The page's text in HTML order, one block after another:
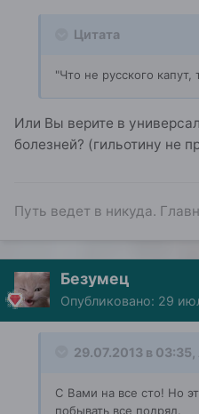
Цитата
"Что не русского капут,
Или Вы верите в
болезней? (гильотину не
Путь ведет в никуда.
Безумец
Опубликовано: 29
29.07.2013 в
С Вами на все сто! Но
побывать все подряд.